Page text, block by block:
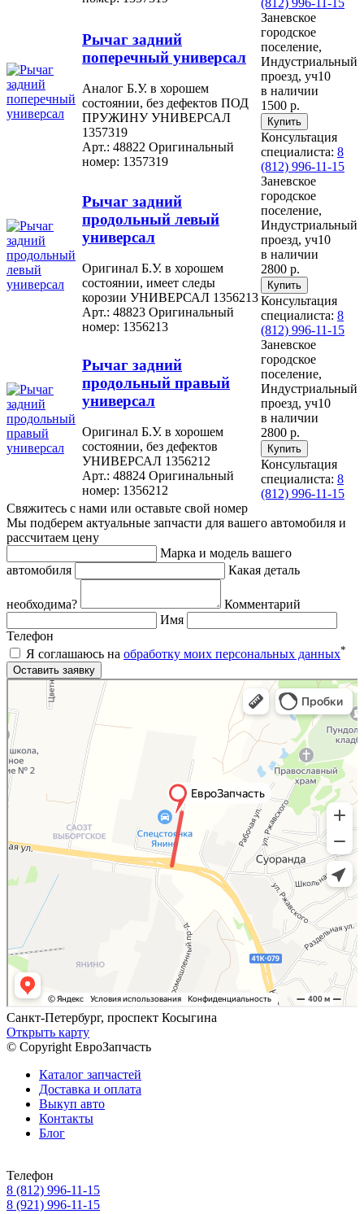
Рычаг задний
поперечный универсал
Аналог Б.У. в хорошем
состоянии, без дефектов ПОД
ПРУЖИНУ УНИВЕРСАЛ
1357319
Арт.: 48822 Оригинальный
номер: 1357319
Заневское
городское
поселение,
Индустриальный
проезд, уч10
в наличии
1500 р.
Консультация
специалиста: 8
(812) 996-11-15
Рычаг задний
продольный левый
универсал
Оригинал Б.У. в хорошем
состоянии, имеет следы
корозии УНИВЕРСАЛ 1356213
Арт.: 48823 Оригинальный
номер: 1356213
Заневское
городское
поселение,
Индустриальный
проезд, уч10
в наличии
2800 р.
Консультация
специалиста: 8
(812) 996-11-15
Рычаг задний
продольный правый
универсал
Оригинал Б.У. в хорошем
состоянии, без дефектов
УНИВЕРСАЛ 1356212
Арт.: 48824 Оригинальный
номер: 1356212
Заневское
городское
поселение,
Индустриальный
проезд, уч10
в наличии
2800 р.
Консультация
специалиста: 8
(812) 996-11-15
Свяжитесь с нами или оставьте свой номер
Мы подберем актуальные запчасти для вашего автомобиля и
рассчитаем цену
Марка и модель вашего
автомобиля
Какая деталь
необходима?
Комментарий
Имя
Телефон
Я соглашаюсь на обработку моих персональных данных*
Яндекс.Карты
Яндекс.Карты — поиск мест и адресов, городской транспорт
Санкт-Петербург, проспект Косыгина
Открыть карту
© Copyright ЕвроЗапчасть
Каталог запчастей
Доставка и оплата
Выкуп авто
Контакты
Блог
Телефон
8 (812) 996-11-15
8 (921) 996-11-15